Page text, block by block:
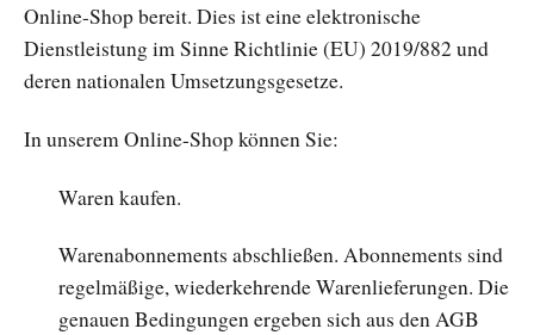
Online-Shop bereit. Dies ist eine elektronische
Dienstleistung im Sinne Richtlinie (EU) 2019/882 und
deren nationalen Umsetzungsgesetze.
In unserem Online-Shop können Sie:
Waren kaufen.
Warenabonnements abschließen. Abonnements sind
regelmäßige, wiederkehrende Warenlieferungen. Die
genauen Bedingungen ergeben sich aus den AGB